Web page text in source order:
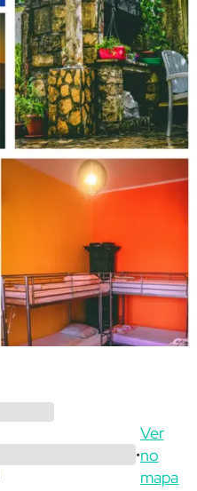
•
Ver
no
mapa